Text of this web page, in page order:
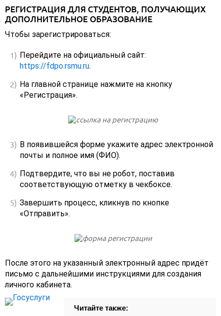
РЕГИСТРАЦИЯ ДЛЯ СТУДЕНТОВ, ПОЛУЧАЮЩИХ
ДОПОЛНИТЕЛЬНОЕ ОБРАЗОВАНИЕ
Чтобы зарегистрироваться:
Перейдите на официальный сайт:
https://fdpo.rsmu.ru.
На главной странице нажмите на кнопку
«Регистрация».
В появившейся форме укажите адрес электронной
почты и полное имя (ФИО).
Подтвердите, что вы не робот, поставив
соответствующую отметку в чекбоксе.
Завершить процесс, кликнув по кнопке
«Отправить».
После этого на указанный электронный адрес придёт
письмо с дальнейшими инструкциями для создания
личного кабинета.
Читайте также: